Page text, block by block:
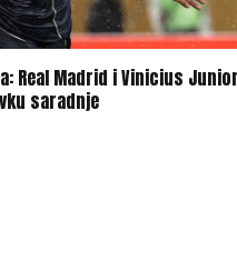
Real Madrid i Vinicius
saradnje